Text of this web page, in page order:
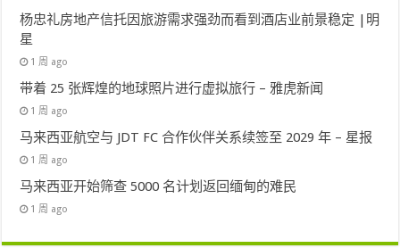
杨忠礼房地产信托因旅游需求强劲而看到酒店业前景稳定 |明
星
1 周 ago
带着 25 张辉煌的地球照片进行虚拟旅行 – 雅虎新闻
1 周 ago
马来西亚航空与 JDT FC 合作伙伴关系续签至 2029 年 – 星报
1 周 ago
马来西亚开始筛查 5000 名计划返回缅甸的难民
1 周 ago